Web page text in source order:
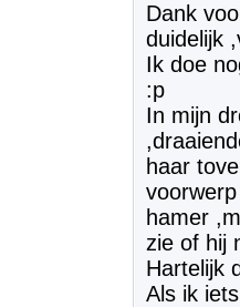
Dank
duidelijk
Ik doe
:p
In mijn
haar
hamer
zie of hij
Hartelijk
Als ik